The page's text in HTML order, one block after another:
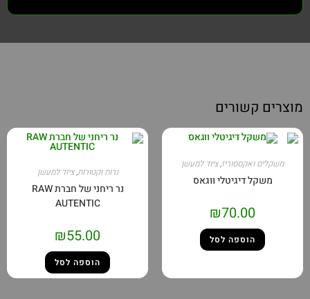
קשורים
משקלים ואקססוריז,ציוד למעשן
משקל דיגיטלי ווגאס
₪70.00
הוספה לסל
נרות וקטורות,ציוד למעשן
נר ריחני של חברת RAW
AUTENTIC
₪55.00
הוספה לסל